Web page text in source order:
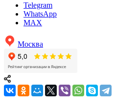
Telegram
WhatsApp
MAX
Москва